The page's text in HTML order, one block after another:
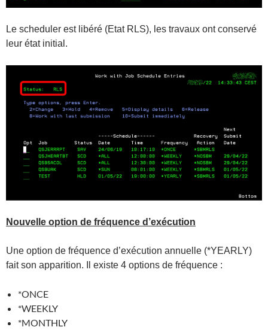
Le scheduler est libéré (Etat RLS), les travaux ont conservé
leur état initial.
Nouvelle option de fréquence d’exécution
Une option de fréquence d’exécution annuelle (*YEARLY)
fait son apparition. Il existe 4 options de fréquence :
*ONCE
*WEEKLY
*MONTHLY